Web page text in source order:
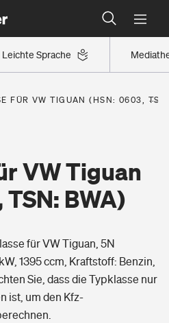
Leichte Sprache
finden
eingestuft
finden
FÜR VW TIGUAN (HSN: 0603,
VW Tiguan
BWA)
für VW Tiguan, 5N
1395 ccm, Kraftstoff: Benzin,
Sie, dass die Typklasse nur
ist, um den Kfz-